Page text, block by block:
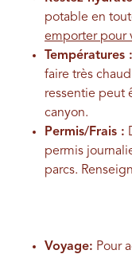
potable en
emporter pour
Températures :
faire très
ressentie peut
canyon.
Permis/Frais :
permis
parcs.
Voyage: Pour